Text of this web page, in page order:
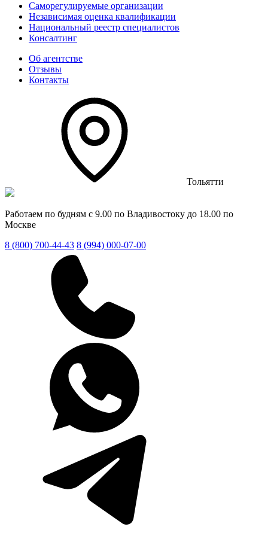
Саморегулируемые организации
Независимая оценка квалификации
Национальный реестр специалистов
Консалтинг
Об агентстве
Отзывы
Контакты
Тольятти
Работаем по будням с 9.00 по Владивостоку до 18.00 по
Москве
8 (800) 700-44-43 8 (994) 000-07-00